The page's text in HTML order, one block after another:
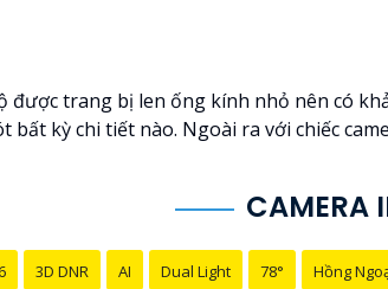
giải pháp giám sát an ninh tốt cho ngôi
được trang bị len ống kính nhỏ nên có
bất kỳ chi tiết nào. Ngoài ra với chiếc
CAMERA
3D DNR AI Dual Light 78° Hồng